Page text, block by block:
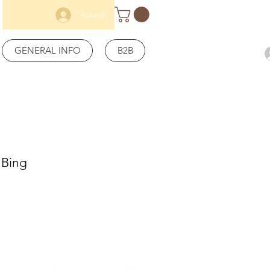
Accedi
GENERAL INFO B2B